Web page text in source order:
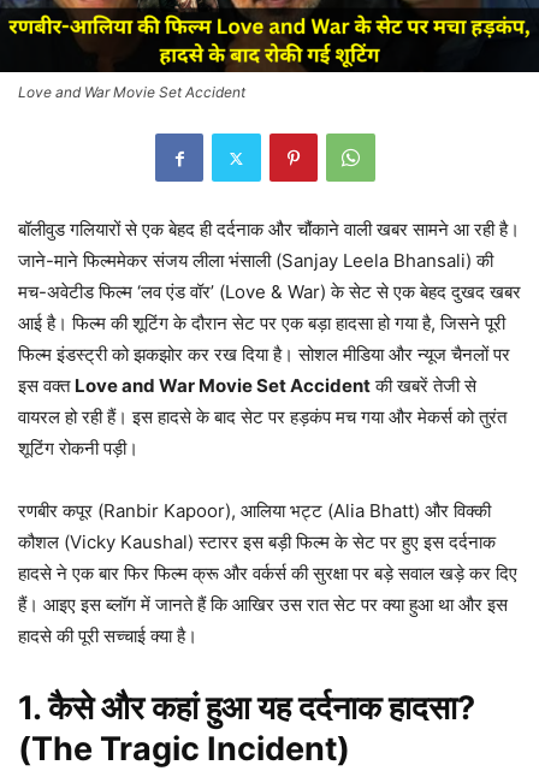
Love and War Movie Set Accident
बॉलीवुड गलियारों से एक बेहद ही दर्दनाक और चौंकाने वाली खबर सामने आ रही है।
जाने-माने फिल्ममेकर संजय लीला भंसाली (Sanjay Leela Bhansali) की
मच-अवेटीड फिल्म ‘लव एंड वॉर’ (Love & War) के सेट से एक बेहद दुखद खबर
आई है। फिल्म की शूटिंग के दौरान सेट पर एक बड़ा हादसा हो गया है, जिसने पूरी
फिल्म इंडस्ट्री को झकझोर कर रख दिया है। सोशल मीडिया और न्यूज चैनलों पर
इस वक्त Love and War Movie Set Accidentकी खबरें तेजी से
वायरल हो रही हैं। इस हादसे के बाद सेट पर हड़कंप मच गया और मेकर्स को तुरंत
शूटिंग रोकनी पड़ी।
रणबीर कपूर (Ranbir Kapoor), आलिया भट्ट (Alia Bhatt) और विक्की
कौशल (Vicky Kaushal) स्टारर इस बड़ी फिल्म के सेट पर हुए इस दर्दनाक
हादसे ने एक बार फिर फिल्म क्रू और वर्कर्स की सुरक्षा पर बड़े सवाल खड़े कर दिए
हैं। आइए इस ब्लॉग में जानते हैं कि आखिर उस रात सेट पर क्या हुआ था और इस
हादसे की पूरी सच्चाई क्या है।
1. कैसे और कहां हुआ यह दर्दनाक हादसा?
(The Tragic Incident)